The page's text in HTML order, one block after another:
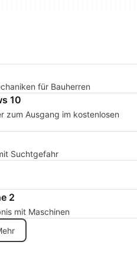
für Bauherren
10
zum Ausgang im kostenlosen
Suchtgefahr
2
mit Maschinen